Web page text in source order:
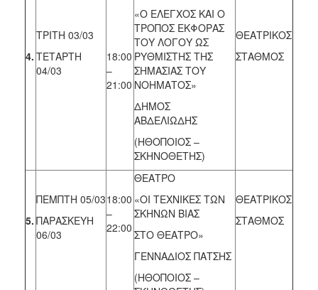
4.
ΤΡΙΤΗ 03/03
ΤΕΤΑΡΤΗ
04/03
18:00
–
21:00
«Ο ΕΛΕΓΧΟΣ ΚΑΙ Ο
ΤΡΟΠΟΣ ΕΚΦΟΡΑΣ
ΤΟΥ ΛΟΓΟΥ ΩΣ
ΡΥΘΜΙΣΤΗΣ ΤΗΣ
ΣΗΜΑΣΙΑΣ ΤΟΥ
ΝΟΗΜΑΤΟΣ»
ΔΗΜΟΣ
ΑΒΔΕΛΙΩΔΗΣ
(ΗΘΟΠΟΙΟΣ –
ΣΚΗΝΟΘΕΤΗΣ)
ΘΕΑΤΡΙΚΟΣ
ΣΤΑΘΜΟΣ
5.
ΠΕΜΠΤΗ 05/03
ΠΑΡΑΣΚΕΥΗ
06/03
18:00
–
22:00
ΘΕΑΤΡΟ
«ΟΙ ΤΕΧΝΙΚΕΣ ΤΩΝ
ΣΚΗΝΩΝ ΒΙΑΣ
ΣΤΟ ΘΕΑΤΡΟ»
ΓΕΝΝΑΔΙΟΣ ΠΑΤΣΗΣ
(ΗΘΟΠΟΙΟΣ –
ΘΕΑΤΡΙΚΟΣ
ΣΤΑΘΜΟΣ